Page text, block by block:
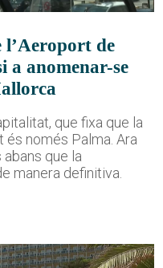
de
a anomenar-se
que fixa que la
només Palma. Ara
que la
manera definitiva.